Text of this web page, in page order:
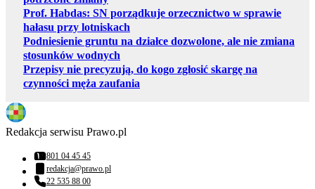
Prof. Habdas: SN porządkuje orzecznictwo w sprawie
hałasu przy lotniskach
Podniesienie gruntu na działce dozwolone, ale nie zmiana
stosunków wodnych
Przepisy nie precyzują, do kogo zgłosić skargę na
czynności męża zaufania
Redakcja serwisu Prawo.pl
Numer telefonu:
801 04 45 45
Adres email:
redakcja@prawo.pl
Numer telefonu:
22 535 88 00